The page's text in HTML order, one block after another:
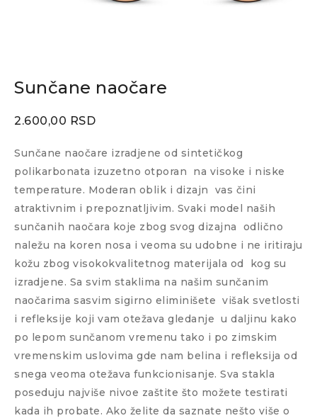
Sunčane naočare
2.600,00 RSD
Sunčane naočare izradjene od sintetičkog
polikarbonata izuzetno otporan
na visoke i niske
temperature. Moderan oblik i dizajn
vas čini
atraktivnim i prepoznatljivim. Svaki model naših
sunčanih naočara koje zbog svog dizajna
odlično
naležu na koren nosa i veoma su udobne i ne iritiraju
kožu zbog visokokvalitetnog materijala od
kog su
izradjene. Sa svim staklima na našim sunčanim
naočarima sasvim sigirno eliminišete višak svetlosti
i refleksije koji vam otežava gledanje u daljinu kako
po lepom sunčanom vremenu tako i po zimskim
vremenskim uslovima gde nam belina i refleksija od
snega veoma otežava funkcionisanje. Sva stakla
poseduju najviše nivoe zaštite što možete testirati
kada ih probate. Ako želite da saznate nešto više o